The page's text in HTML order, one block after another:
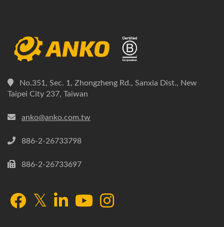
No.351, Sec. 1, Zhongzheng Rd., Sanxia Dist., New
Taipei City 237, Taiwan
anko@anko.com.tw
886-2-26733798
886-2-26733697